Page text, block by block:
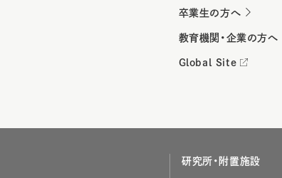
卒業生の方へ
教育機関・企業の方へ
Global Site
研究所・附置施設